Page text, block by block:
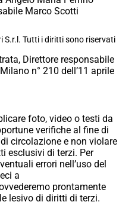
Marco Scotti
Tutti i diritti sono riservati
Direttore responsabile
n° 210 dell’11 aprile
foto, video o testi da
verifiche al fine di
circolazione e non violare
esclusivi di terzi. Per
errori nell’uso del
a
prontamente
lesivo di diritti di terzi.